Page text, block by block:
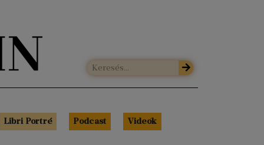
Libri Portré Podcast Videók